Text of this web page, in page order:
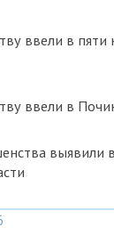
ввели в пяти
ввели в
выявили в